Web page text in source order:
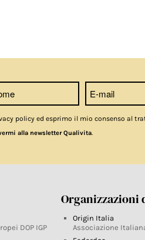
policy ed esprimo il mio consenso al
alla newsletter Qualivita.
DOP IGP
Organizzazioni
Origin Italia
Associazione